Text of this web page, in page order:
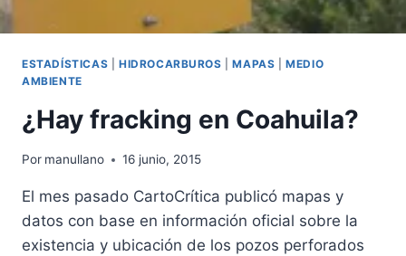
ESTADÍSTICAS HIDROCARBUROS |MAPAS |MEDIO
AMBIENTE
¿Hay fracking en Coahuila?
Por manullano 16 junio, 2015
El mes pasado CartoCrítica publicó mapas y
datos con base en información oficial sobre la
existencia y ubicación de los pozos perforados